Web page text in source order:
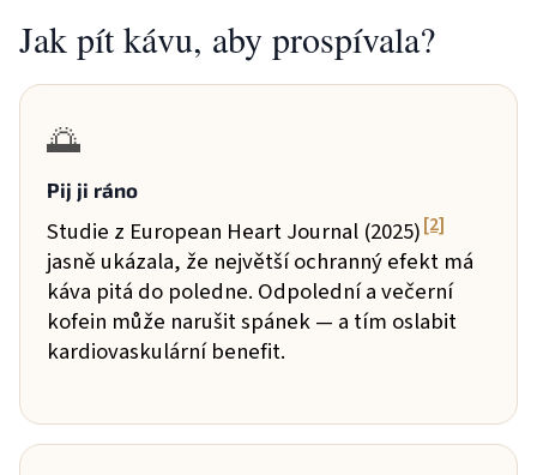
Jak pít kávu, aby prospívala?
🌅
Pij ji ráno
Studie z European Heart Journal (2025)[2]
jasně ukázala, že největší ochranný efekt má
káva pitá do poledne. Odpolední a večerní
kofein může narušit spánek — a tím oslabit
kardiovaskulární benefit.